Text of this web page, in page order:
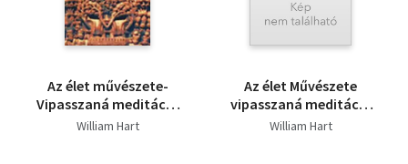
Az élet művészete-
Vipasszaná meditáció
S. N. Goenka tanítása
William Hart
Az élet Művészete
vipasszaná meditáció
Goenka tanítása
William Hart